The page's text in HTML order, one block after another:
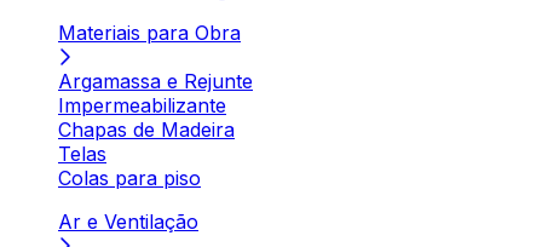
Materiais para Obra
Argamassa e Rejunte
Impermeabilizante
Chapas de Madeira
Telas
Colas para piso
Ar e Ventilação